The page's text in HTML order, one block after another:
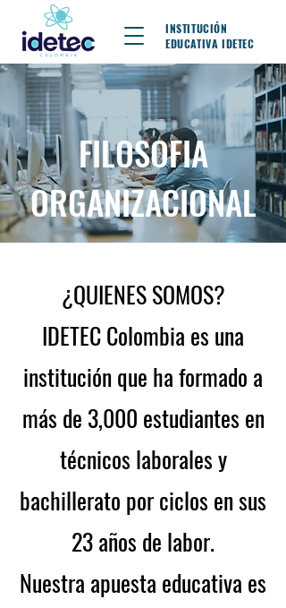
INSTITUCIÓN
EDUCATIVA IDETEC
FILOSOFIA
ORGANIZACIONAL
¿QUIENES SOMOS?
IDETEC Colombia es una
institución que ha formado a
más de 3,000 estudiantes en
técnicos laborales y
bachillerato por ciclos en sus
23 años de labor.
Nuestra apuesta educativa es